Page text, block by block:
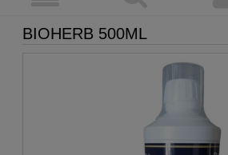
BIOHERB 500ML